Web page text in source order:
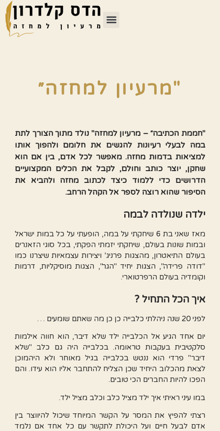
"מרעיון למחזה״
"חממת הכתיבה״ – מרעיון למחזה" נולד מתוך הצורך לתת
במה לבעלי רעיונות להגשים את חלומם ולהפוך אותו
למציאות בדמות מחזה. מאפשר לכל אדם, בין אם הוא
שחקן, יוצר כותב וחולם, לקבל את הכלים המקצועיים
הדרושים כדי ללמוד כיצד לכתוב מחזה ולהביא את
הסיפור שהוא רוצה לספר אל הקהל הרחב.
ילדה שנולדה לבמה
מאז שאני בת 6 שיחקתי על במה, הופעתי על כל במות ישראל
ובמות שונות בעולם, שיחקתי יזמתי הפקתי, בכל סוגי הזאנרים
בעולם התיאטרון, מהצגות פרניג' ויצירות עצמאיות שיצרנו כמו
"דודה פרידה", הצגות יחיד "הגר", הצגות מוסיקליות, דרמות
וקומדיה בעולם הרפרטוארי.
איך הכל התחיל ?
לפני 20 שנה ניהלתי כלבייה כן כן מה שאתם שומעים …
יום אחד הגיע אל הכלבייה ילד שלא דיבר, הוא חווה אילמות
סלקטיבית בעקבות טראומה. בכלבייה היה גם כלב "שלא
דיבר" פרדי הוא ננטש בכלבייה בגיל מאוחר ולא היהמוכן
לצאת מהכלוב היחיד שכן הצליח להתחבר אליו הוא עידו. והם
הפכו להיות החברים הכי טובים.
במו עיני ראיתי איך ילד מציל כלב וכלב מציל ילד.
רצתי להפיץ את המסר על הקשר המיוחד שיכול להיווצר בין
אדם לבעל חיים ועל היכולת לתקשר עם כל אחד אם נלמד